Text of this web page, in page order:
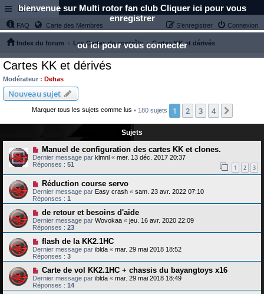
bienvenue sur Multi rotor fan club Cliquer ici pour vous
enregistrer
ou ici pour vous connecter
Links
FAQ Carte des Membres Connexion
S’enregistrer
Index du forum Les Cartes de contrôle Cartes KK et dérivés
Cartes KK et dérivés
Modérateur : Dehas
Nouveau sujet
Marquer tous les sujets comme lus • 180 sujets 1 2 3 4
Sujets
Manuel de configuration des cartes KK et clones.
Dernier message par klmnl « mer. 13 déc. 2017 20:37
Réponses : 51 1 2 3
Réduction course servo
Dernier message par Easy crash « sam. 23 avr. 2022 07:10
Réponses : 1
de retour et besoins d'aide
Dernier message par Wovokaa « jeu. 16 avr. 2020 22:09
Réponses : 23
flash de la KK2.1HC
Dernier message par iblda « mar. 29 mai 2018 18:52
Réponses : 3
Carte de vol KK2.1HC + chassis du bayangtoys x16
Dernier message par iblda « mar. 29 mai 2018 18:49
Réponses : 14